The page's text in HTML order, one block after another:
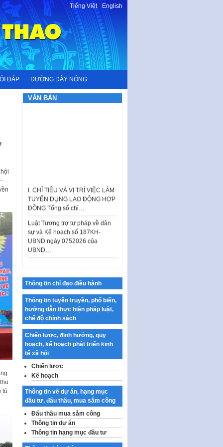
Tiếng Việt-English
ĐÁP ĐƯỜNG DÂY NÓNG
tú
VĂN BẢN
TUYỂN DỤNG LAO ĐỘNG HỢP
ĐỒNG Tổng số chỉ…
Luật Tương trợ tư pháp về dân
sự và Kế hoạch số 187KH-
UBND ngày 0752026 của
UBND…
Ban hành Danh mục vị trí khai
Kế hoạch Tổ chức Cuộc thi
chính luận về bảo vệ nền tảng tư
tưởng của Đảng…
Công bố công khai dự toán kinh
phí xây dựng pháp luật, hoàn
thiện thể chế, chính…
Quy định về nghiên cứu, ứng
dụng khoa học, công nghệ, đổi
mới sáng tạo và chuyển…
Quy định chi tiết và hướng dẫn
thi hành một số điều của Luật Lý
lịch tư…
Sửa đổi, bổ sung một số nội
dung tại Nghị quyết số 30/NQ-
CP ngày 24 tháng 02…
Thông tin chỉ đạo điều hành
Thông tin tuyên truyền, phổ biến,
hướng dẫn thực hiện pháp luật,
chế độ chính sách
Chiến lược, định hướng, quy
hoạch, kế hoạch phát triển kinh
tế xã hội
Chiến lược
Kế hoạch
Thông tin về dự án, hạng mục
đầu tư, đấu thầu, mua sắm công
Đấu thầu mua sắm công
Thông tin dự án
Thông tin hạng mục đầu tư